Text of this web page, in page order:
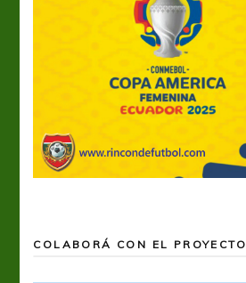
COLABORÁ CON EL PROYECTO